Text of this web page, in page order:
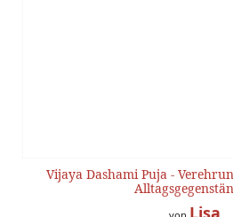
Vijaya Dashami Puja -
Lisa